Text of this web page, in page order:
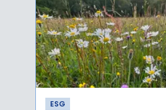
ESG